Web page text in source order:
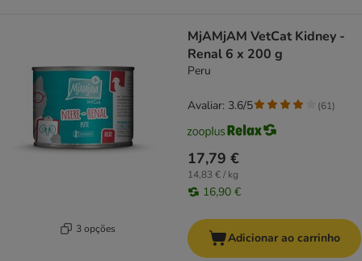
3 opções
MjAMjAM VetCat Kidney -
Renal 6 x 200 g
Peru
17,79 €
14,83 € / kg
16,90 €
Avaliar: 3.6/5 (61)
Adicionar ao carrinho